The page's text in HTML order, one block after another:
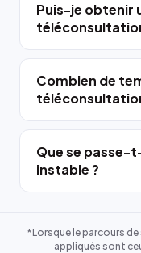
Puis-je obtenir
Combien de
Que se passe-
instable ?
*Lorsque le parcours
appliqués sont